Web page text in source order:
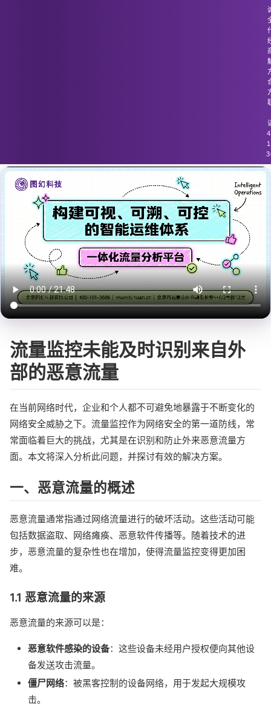
流量监控未能及时识别来自外
部的恶意流量
在当前网络时代，企业和个人都不可避免地暴露于不断变化的
网络安全威胁之下。流量监控作为网络安全的第一道防线，常
常面临着巨大的挑战，尤其是在识别和防止外来恶意流量方
面。本文将深入分析此问题，并探讨有效的解决方案。
一、恶意流量的概述
恶意流量通常指通过网络流量进行的破坏活动。这些活动可能
包括数据盗取、网络瘫痪、恶意软件传播等。随着技术的进
步，恶意流量的复杂性也在增加，使得流量监控变得更加困
难。
1.1 恶意流量的来源
恶意流量的来源可以是：
恶意软件感染的设备：这些设备未经用户授权便向其他设
备发送攻击流量。
僵尸网络：被黑客控制的设备网络，用于发起大规模攻
击。